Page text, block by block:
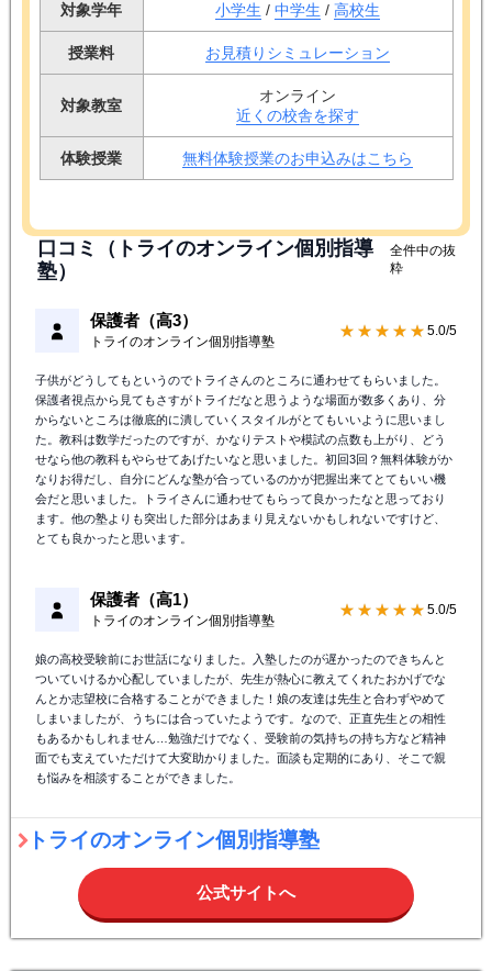
対象学年 小学生 / 中学生 / 高校生
授業料 お見積りシミュレーション
対象教室
オンライン
近くの校舎を探す
体験授業 無料体験授業のお申込みはこちら
口コミ（トライのオンライン個別指導
塾）
全件中の抜
粋
保護者（高3）
トライのオンライン個別指導塾
★★★★★ 5.0/5
子供がどうしてもというのでトライさんのところに通わせてもらいました。
保護者視点から見てもさすがトライだなと思うような場面が数多くあり、分
からないところは徹底的に潰していくスタイルがとてもいいように思いまし
た。教科は数学だったのですが、かなりテストや模試の点数も上がり、どう
せなら他の教科もやらせてあげたいなと思いました。初回3回？無料体験がか
なりお得だし、自分にどんな塾が合っているのかが把握出来てとてもいい機
会だと思いました。トライさんに通わせてもらって良かったなと思っており
ます。他の塾よりも突出した部分はあまり見えないかもしれないですけど、
とても良かったと思います。
保護者（高1）
トライのオンライン個別指導塾
★★★★★ 5.0/5
娘の高校受験前にお世話になりました。入塾したのが遅かったのできちんと
ついていけるか心配していましたが、先生が熱心に教えてくれたおかげでな
んとか志望校に合格することができました！娘の友達は先生と合わずやめて
しまいましたが、うちには合っていたようです。なので、正直先生との相性
もあるかもしれません…勉強だけでなく、受験前の気持ちの持ち方など精神
面でも支えていただけて大変助かりました。面談も定期的にあり、そこで親
も悩みを相談することができました。
トライのオンライン個別指導塾
公式サイトへ